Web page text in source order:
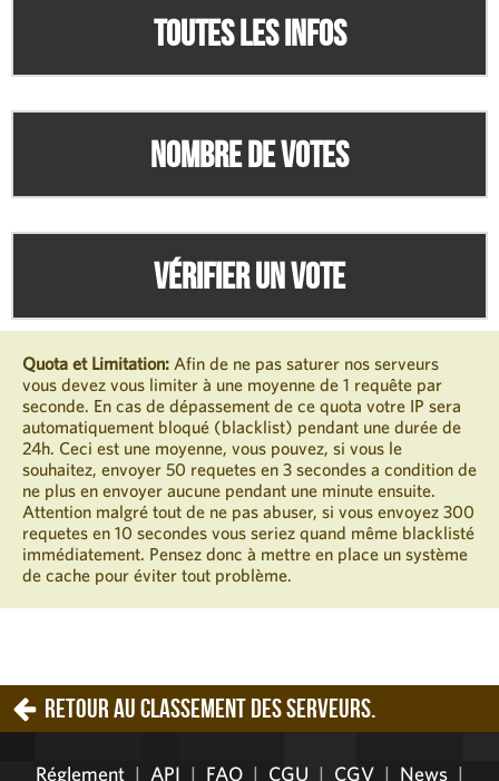
Toutes les infos
Nombre de votes
Vérifier un vote
Quota et Limitation: Afin de ne pas saturer nos serveurs
vous devez vous limiter à une moyenne de 1 requête par
seconde. En cas de dépassement de ce quota votre IP sera
automatiquement bloqué (blacklist) pendant une durée de
24h. Ceci est une moyenne, vous pouvez, si vous le
souhaitez, envoyer 50 requetes en 3 secondes a condition de
ne plus en envoyer aucune pendant une minute ensuite.
Attention malgré tout de ne pas abuser, si vous envoyez 300
requetes en 10 secondes vous seriez quand même blacklisté
immédiatement. Pensez donc à mettre en place un système
de cache pour éviter tout problème.
Retour au classement des serveurs.
Réglement | API | FAQ | CGU | CGV | News |